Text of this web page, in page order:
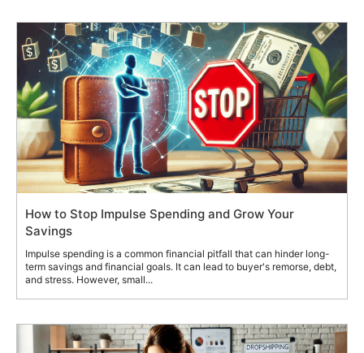
How to Stop Impulse Spending and Grow Your
Savings
Impulse spending is a common financial pitfall that can hinder long-
term savings and financial goals. It can lead to buyer's remorse, debt,
and stress. However, small...